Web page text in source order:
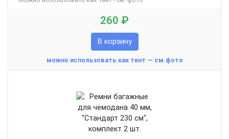
260 ₽
В корзину
можно использовать как тент — см.фото